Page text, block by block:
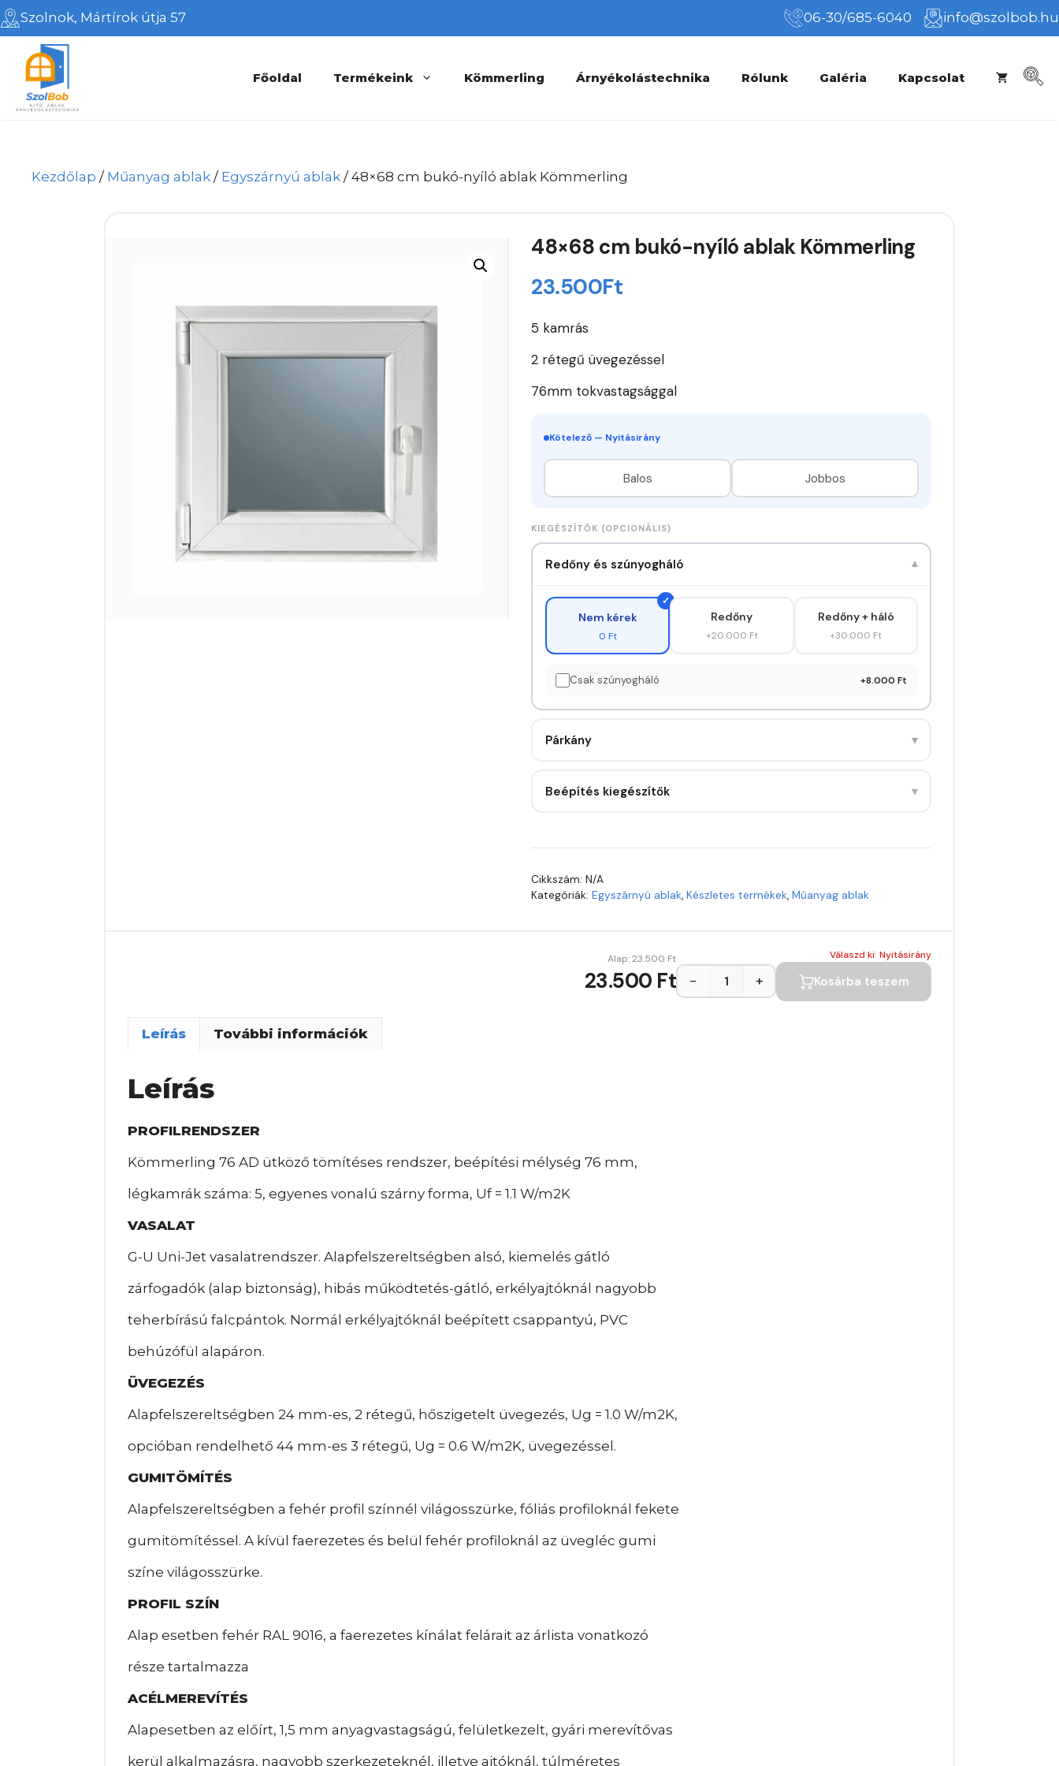
Kilépés
a
tartalomba
Szolnok, Mártírok útja 57 06-30/685-6040 info@szolbob.hu
Főoldal Termékeink Kömmerling Árnyékolástechnika Rólunk Galéria Kapcsolat
Kezdőlap / Műanyag ablak / Egyszárnyú ablak / 48×68 cm bukó-nyíló ablak Kömmerling
48×68 cm bukó-nyíló ablak Kömmerling
23.500Ft
5 kamrás
2 rétegű üvegezéssel
76mm tokvastagsággal
Kötelező — Nyitásirány
Balos Jobbos
KIEGÉSZÍTŐK (OPCIONÁLIS)
Redőny és szúnyogháló ▾
Nem kérek
0 Ft
Redőny
+20.000 Ft
Redőny + háló
+30.000 Ft
Csak szúnyogháló +8.000 Ft
Párkány ▾
Beépítés kiegészítők ▾
Cikkszám:N/A
Kategóriák:Egyszárnyú ablak,Készletes termékek,Műanyag ablak
Alap:23.500 Ft
23.500 Ft
Válaszd ki: Nyitásirány
− + Kosárba teszem
Leírás További információk
Leírás
PROFILRENDSZER
Kömmerling 76 AD ütköző tömítéses rendszer, beépítési mélység 76 mm,
légkamrák száma: 5, egyenes vonalú szárny forma, Uf = 1.1 W/m2K
VASALAT
G-U Uni-Jet vasalatrendszer. Alapfelszereltségben alsó, kiemelés gátló
zárfogadók (alap biztonság), hibás működtetés-gátló, erkélyajtóknál nagyobb
teherbírású falcpántok. Normál erkélyajtóknál beépített csappantyú, PVC
behúzófül alapáron.
ÜVEGEZÉS
Alapfelszereltségben 24 mm-es, 2 rétegű, hőszigetelt üvegezés, Ug = 1.0 W/m2K,
opcióban rendelhető 44 mm-es 3 rétegű, Ug = 0.6 W/m2K, üvegezéssel.
GUMITÖMÍTÉS
Alapfelszereltségben a fehér profil színnél világosszürke, fóliás profiloknál fekete
gumitömítéssel. A kívül faerezetes és belül fehér profiloknál az üvegléc gumi
színe világosszürke.
PROFIL SZÍN
Alap esetben fehér RAL 9016, a faerezetes kínálat felárait az árlista vonatkozó
része tartalmazza
ACÉLMEREVÍTÉS
Alapesetben az előírt, 1,5 mm anyagvastagságú, felületkezelt, gyári merevítővas
kerül alkalmazásra, nagyobb szerkezeteknél, illetve ajtóknál, túlméretes